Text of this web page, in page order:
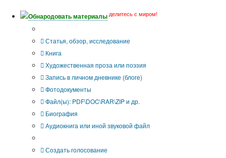
Обнародовать материалы делитесь с миром!
Статья, обзор, исследование
Книга
Художественная проза или поэзия
Запись в личном дневнике (блоге)
Фотодокументы
Файл(ы): PDF\DOC\RAR\ZIP и др.
Биография
Аудиокнига или иной звуковой файл
Создать голосование